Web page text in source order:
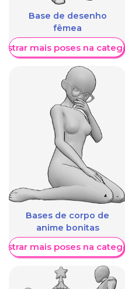
Base de desenho
fêmea
mais poses na
Bases de corpo de
anime bonitas
mais poses na